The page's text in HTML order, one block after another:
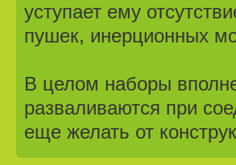
уступает ему
пушек, инерционных
В целом наборы
разваливаются при
еще желать от